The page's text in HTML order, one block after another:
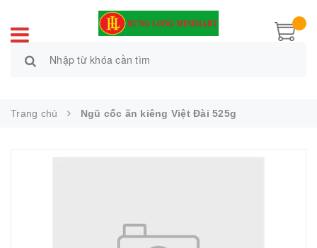
Trang chủ Ngũ cốc ăn kiêng Việt Đài 525g